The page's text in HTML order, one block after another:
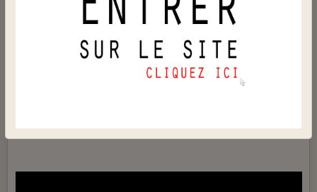
Quand l'éléphant trébuche, ce sont les fourmis qui en
pâtissent
Quando l'elefante inciampa, le formiche patiscono.